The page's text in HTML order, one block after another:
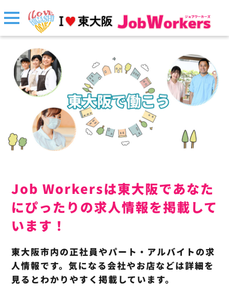
Job Workersは東大阪であなた
にぴったりの求人情報を掲載して
います！
東大阪市内の正社員やパート・アルバイトの求
人情報です。気になる会社やお店などは詳細を
見るとわかりやすく掲載しています。